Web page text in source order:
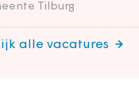
Tilburg
alle vacatures